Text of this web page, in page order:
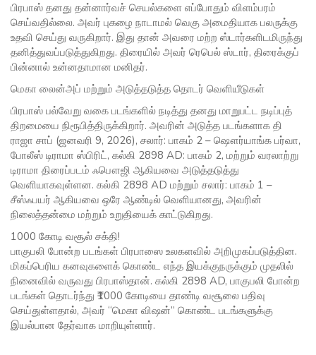
பிரபாஸ் தனது தன்னார்வச் செயல்களை எப்போதும் விளம்பரம்
செய்வதில்லை. அவர் புகழை நாடாமல் வெகு அமைதியாக பலருக்கு
உதவி செய்து வருகிறார். இது தான் அவரை மற்ற ஸ்டார்களிடமிருந்து
தனித்துவப்படுத்துகிறது. திரையில் அவர் ரெபெல் ஸ்டார், திரைக்குப்
பின்னால் உன்னதாமான மனிதர்.
மெகா லைன்அப் மற்றும் அடுத்தடுத்த தொடர் வெளியீடுகள்
பிரபாஸ் பல்வேறு வகை படங்களில் நடித்து தனது மாறுபட்ட நடிப்புத்
திறமையை நிரூபித்திருக்கிறார். அவரின் அடுத்த படங்களாக தி
ராஜா சாப் (ஜனவரி 9, 2026), சலார்: பாகம் 2 – ஷௌர்யாங்க பர்வா,
போலீஸ் டிராமா ஸ்பிரிட், கல்கி 2898 AD: பாகம் 2, மற்றும் வரலாற்று
டிராமா திரைப்படம் ஃபௌஜி ஆகியவை அடுத்தடுத்து
வெளியாகவுள்ளன. கல்கி 2898 AD மற்றும் சலார்: பாகம் 1 –
சீஸ்ஃபயர் ஆகியவை ஒரே ஆண்டில் வெளியானது, அவரின்
நிலைத்தன்மை மற்றும் உறுதியைக் காட்டுகிறது.
1000 கோடி வசூல் சக்தி!
பாகுபலி போன்ற படங்கள் பிரபாஸை உலகளவில் அறிமுகப்படுத்தின.
மிகப்பெரிய கனவுகளைக் கொண்ட எந்த இயக்குநருக்கும் முதலில்
நினைவில் வருவது பிரபாஸ்தான். கல்கி 2898 AD, பாகுபலி போன்ற
படங்கள் தொடர்ந்து ₹1000 கோடியை தாண்டி வசூலை பதிவு
செய்துள்ளதால், அவர் “மெகா விஷன்” கொண்ட படங்களுக்கு
இயல்பான தேர்வாக மாறியுள்ளார்.